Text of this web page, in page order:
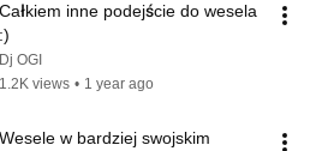
Całkiem inne podejście do wesela
:)
Dj OGI
1.2K views • 1 year ago
Wesele w bardziej swojskim